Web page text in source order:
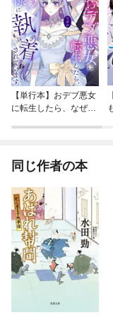
【単行本】おデブ悪女
に転生したら、なぜか
同じ作者の本